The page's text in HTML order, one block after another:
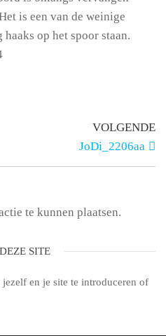
is een van de weinige
op het spoor staan.
VOLGENDE
JoDi_2206aa
te kunnen plaatsen.
SITE
en je site te introduceren of